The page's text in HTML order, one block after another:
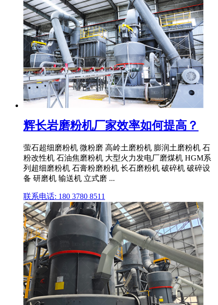
辉长岩磨粉机厂家效率如何提高？
萤石超细磨粉机 微粉磨 高岭土磨粉机 膨润土磨粉机 石
粉改性机 石油焦磨粉机 大型火力发电厂磨煤机 HGM系
列超细磨粉机 石膏粉磨粉机 长石磨粉机 破碎机 破碎设
备 研磨机 输送机 立式磨 ...
联系电话: 180 3780 8511